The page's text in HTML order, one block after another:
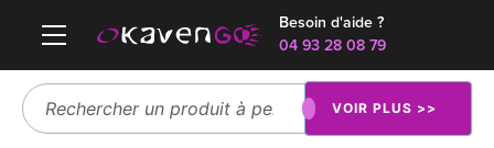
Besoin d'aide ?
04 93 28 08 79
VOIR PLUS >>